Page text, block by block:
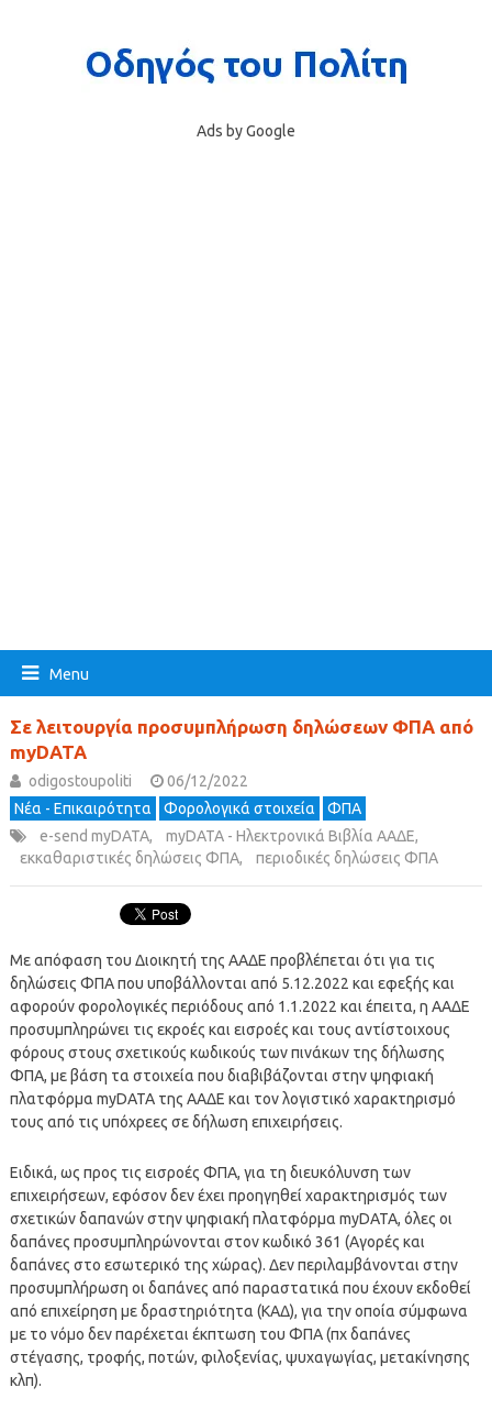
Ads by Google
Menu
Σε λειτουργία προσυμπλήρωση δηλώσεων ΦΠΑ από
myDATA
odigostoupoliti
06/12/2022
Νέα - Επικαιρότητα
Φορολογικά στοιχεία
ΦΠΑ
e-send myDATA, myDATA - Ηλεκτρονικά Βιβλία ΑΑΔΕ,
εκκαθαριστικές δηλώσεις ΦΠΑ, περιοδικές δηλώσεις ΦΠΑ
Με απόφαση του Διοικητή της ΑΑΔΕ προβλέπεται ότι για τις
δηλώσεις ΦΠΑ που υποβάλλονται από 5.12.2022 και εφεξής και
αφορούν φορολογικές περιόδους από 1.1.2022 και έπειτα, η ΑΑΔΕ
προσυμπληρώνει τις εκροές και εισροές και τους αντίστοιχους
φόρους στους σχετικούς κωδικούς των πινάκων της δήλωσης
ΦΠΑ, με βάση τα στοιχεία που διαβιβάζονται στην ψηφιακή
πλατφόρμα myDATA της ΑΑΔΕ και τον λογιστικό χαρακτηρισμό
τους από τις υπόχρεες σε δήλωση επιχειρήσεις.
Ειδικά, ως προς τις εισροές ΦΠΑ, για τη διευκόλυνση των
επιχειρήσεων, εφόσον δεν έχει προηγηθεί χαρακτηρισμός των
σχετικών δαπανών στην ψηφιακή πλατφόρμα myDATA, όλες οι
δαπάνες προσυμπληρώνονται στον κωδικό 361 (Αγορές και
δαπάνες στο εσωτερικό της χώρας). Δεν περιλαμβάνονται στην
προσυμπλήρωση οι δαπάνες από παραστατικά που έχουν εκδοθεί
από επιχείρηση με δραστηριότητα (ΚΑΔ), για την οποία σύμφωνα
με το νόμο δεν παρέχεται έκπτωση του ΦΠΑ (πχ δαπάνες
στέγασης, τροφής, ποτών, φιλοξενίας, ψυχαγωγίας, μετακίνησης
κλπ).